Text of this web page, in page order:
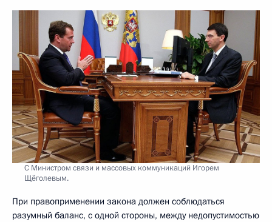
С Министром связи и массовых коммуникаций Игорем
Щёголевым.
При правоприменении закона должен соблюдаться
разумный баланс, с одной стороны, между недопустимостью